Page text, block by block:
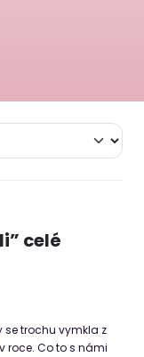
celé
se trochu vymkla z
roce. Co to s námi